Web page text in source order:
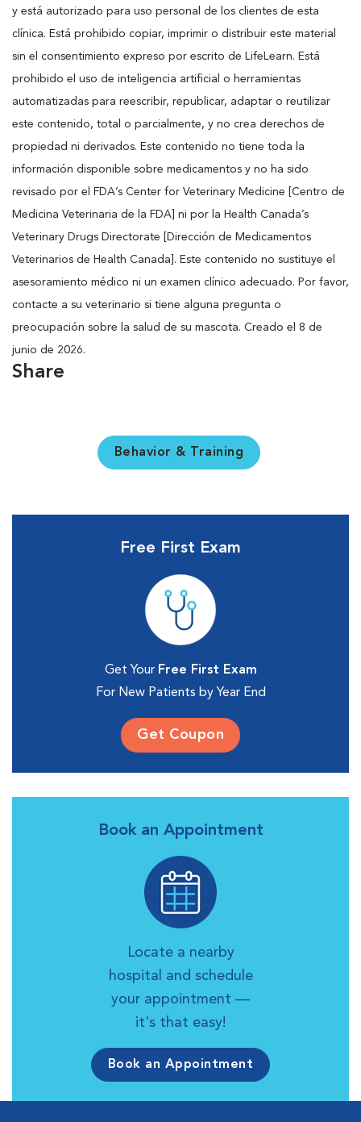
y está autorizado para uso personal de los clientes de esta
clínica. Está prohibido copiar, imprimir o distribuir este material
sin el consentimiento expreso por escrito de LifeLearn. Está
prohibido el uso de inteligencia artificial o herramientas
automatizadas para reescribir, republicar, adaptar o reutilizar
este contenido, total o parcialmente, y no crea derechos de
propiedad ni derivados. Este contenido no tiene toda la
información disponible sobre medicamentos y no ha sido
revisado por el FDA’s Center for Veterinary Medicine [Centro de
Medicina Veterinaria de la FDA] ni por la Health Canada’s
Veterinary Drugs Directorate [Dirección de Medicamentos
Veterinarios de Health Canada]. Este contenido no sustituye el
asesoramiento médico ni un examen clínico adecuado. Por favor,
contacte a su veterinario si tiene alguna pregunta o
preocupación sobre la salud de su mascota. Creado el 8 de
junio de 2026.
Share
Behavior & Training
Free First Exam
Get Your Free First Exam
For New Patients by Year End
Get Coupon
Book an Appointment
Locate a nearby
hospital and schedule
your appointment —
it's that easy!
Book an Appointment